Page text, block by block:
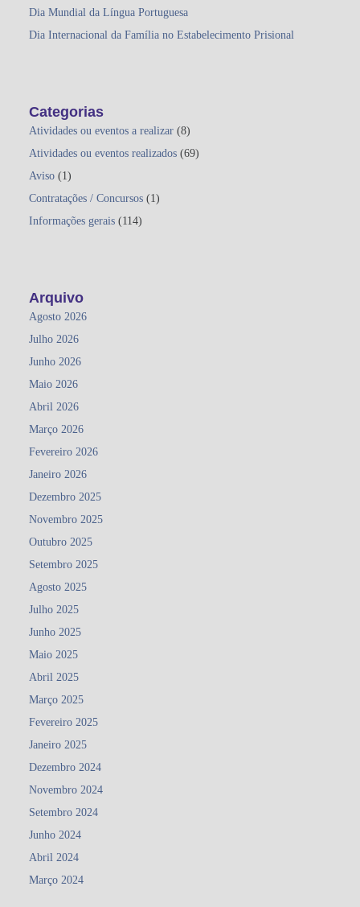
Dia Mundial da Língua Portuguesa
Dia Internacional da Família no Estabelecimento Prisional
Categorias
Atividades ou eventos a realizar (8)
Atividades ou eventos realizados (69)
Aviso (1)
Contratações / Concursos (1)
Informações gerais (114)
Arquivo
Agosto 2026
Julho 2026
Junho 2026
Maio 2026
Abril 2026
Março 2026
Fevereiro 2026
Janeiro 2026
Dezembro 2025
Novembro 2025
Outubro 2025
Setembro 2025
Agosto 2025
Julho 2025
Junho 2025
Maio 2025
Abril 2025
Março 2025
Fevereiro 2025
Janeiro 2025
Dezembro 2024
Novembro 2024
Setembro 2024
Junho 2024
Abril 2024
Março 2024